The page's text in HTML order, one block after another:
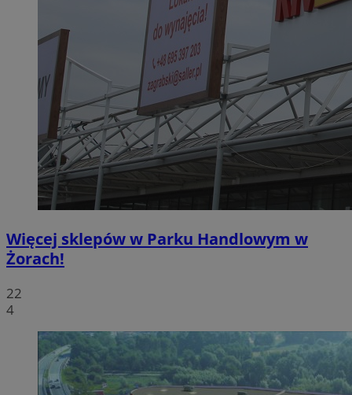
Więcej sklepów w Parku Handlowym w
Żorach!
22
4